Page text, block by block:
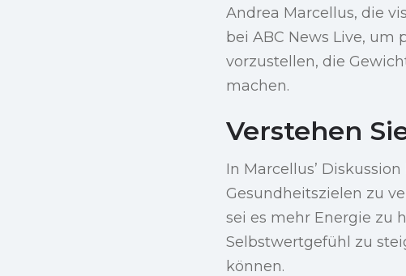
Andrea Marcellus, die
bei ABC News Live,
vorzustellen, die
machen.
Verstehen
In Marcellus’
Gesundheitszielen zu
sei es mehr Energie zu
Selbstwertgefühl zu
können.